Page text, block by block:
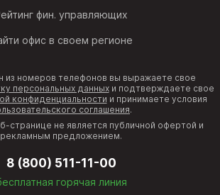
фин. управляющих
офис в своем регионе
из номеров телефонов вы выражаете свое
персональных данныхи подтверждаете свое
конфиденциальности и принимаете условия
соглашения.
странице не является публичной офертой и
рекламным предложением.
8 (800) 511-11-00
горячая линия